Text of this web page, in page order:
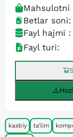
Mahsulotni
Betlar soni:
Fayl hajmi :
Fayl turi:
kasbiy ta'lim